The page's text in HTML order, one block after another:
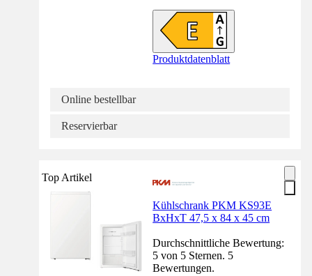
Produktdatenblatt
Online bestellbar
Reservierbar
Top Artikel
Kühlschrank PKM KS93E
BxHxT 47,5 x 84 x 45 cm
Durchschnittliche Bewertung:
5 von 5 Sternen. 5
Bewertungen.